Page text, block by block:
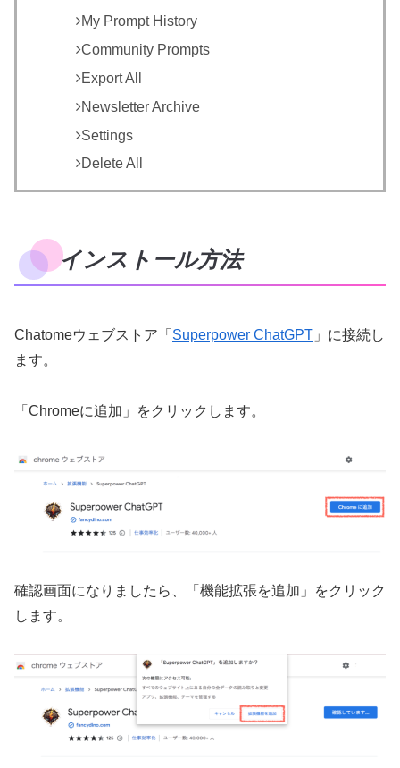
My Prompt History
Community Prompts
Export All
Newsletter Archive
Settings
Delete All
インストール方法
Chatomeウェブストア「 Superpower ChatGPT 」に接続し
ます。
「Chromeに追加」をクリックします。
確認画面になりましたら、「機能拡張を追加」をクリック
します。